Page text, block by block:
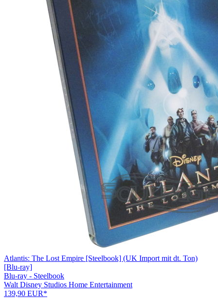
Atlantis: The Lost Empire [Steelbook] (UK Import mit dt. Ton)
[Blu-ray]
Blu-ray - Steelbook
Walt Disney Studios Home Entertainment
139,90 EUR*